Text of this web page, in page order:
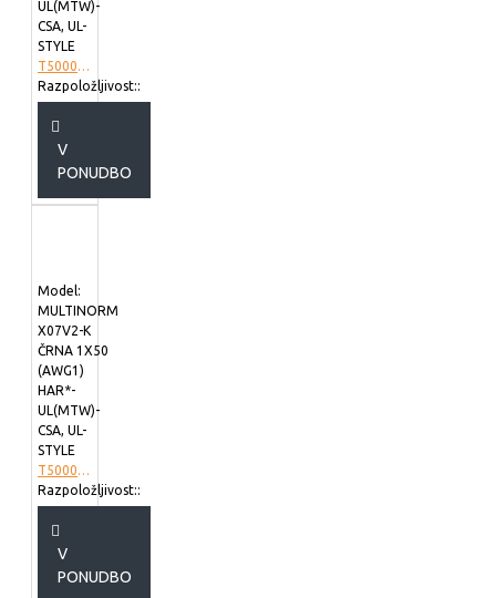
UL(MTW)-
CSA, UL-
STYLE
T5000670
Razpoložljivost::
V
PONUDBO
Model:
MULTINORM
X07V2-K
ČRNA 1X50
(AWG1)
HAR*-
UL(MTW)-
CSA, UL-
STYLE
T5000973
Razpoložljivost::
V
PONUDBO